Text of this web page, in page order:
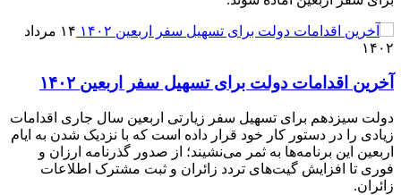
۱۴ مرداد
۱۴۰۲
آخرین اقدامات دولت برای تسهیل سفر اربعین ۱۴۰۲
دولت سیزدهم برای تسهیل سفر زیارتی اربعین سال جاری اقدامات
زیادی را در دستور کار خود قرار داده است که با نزدیک شدن به ایام
اربعین این برنامه‌ها به ثمر می‌نشیند؛ از صدور گذرنامه ارزان و
فوری تا افزایش گیت‌های تردد زائران و ثبت مشترک اطلاعات
زائران.